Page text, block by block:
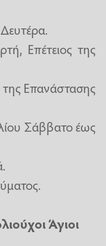
Επέτειος της
Επανάστασης
Σάββατο έως
Άγιοι